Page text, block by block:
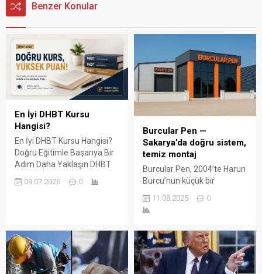
Benzer Konular
En İyi DHBT Kursu
Hangisi?
En İyi DHBT Kursu Hangisi?
Doğru Eğitimle Başarıya Bir
Adım Daha Yaklaşın DHBT
Testi), Diyanet İşleri
Her yıl binlerce aday bu
sınavda yüksek puan
alabilmek için farklı eğitim
kaynaklarına yöneliyor.
09.07.2026 0
Burcular Pen —
Sakarya’da doğru sistem,
temiz montaj
Burcular Pen, 2004’te Harun
Burcu’nun küçük bir
başladı; bugün Serdivan’daki
147 m² showroomu ve 750
Sakarya ve çevre ilçelerde
PVC doğrama, cam balkon,
kış bahçesi, panjur ve
11.08.2025 0